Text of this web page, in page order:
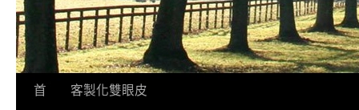
跳首
客製化雙眼皮